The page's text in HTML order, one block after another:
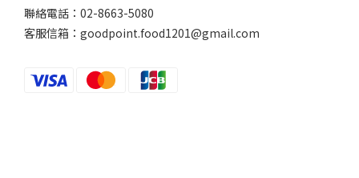
聯絡電話：02-8663-5080
客服信箱：goodpoint.food1201@gmail.com